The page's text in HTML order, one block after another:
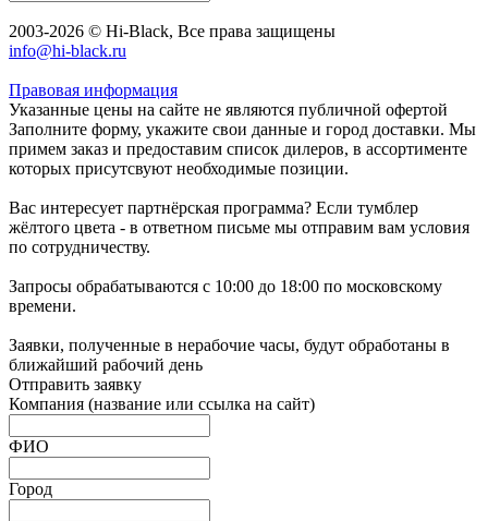
2003-2026 © Hi-Black, Все права защищены
info@hi-black.ru
Правовая информация
Указанные цены на сайте не являются публичной офертой
Заполните форму, укажите свои данные и город доставки. Мы
примем заказ и предоставим список дилеров, в ассортименте
которых присутсвуют необходимые позиции.
Вас интересует партнёрская программа? Если тумблер
жёлтого цвета - в ответном письме мы отправим вам условия
по сотрудничеству.
Запросы обрабатываются с 10:00 до 18:00 по московскому
времени.
Заявки, полученные в нерабочие часы, будут обработаны в
ближайший рабочий день
Отправить заявку
Компания (название или ссылка на сайт)
ФИО
Город